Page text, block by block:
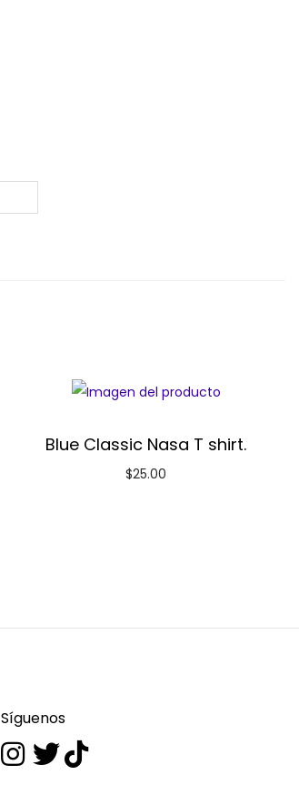
Blue Classic Nasa T shirt.
$25.00
Síguenos